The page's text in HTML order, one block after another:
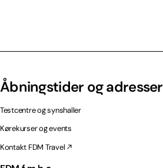
Åbningstider og adresser
Testcentre og synshaller
Kørekurser og events
Kontakt FDM Travel